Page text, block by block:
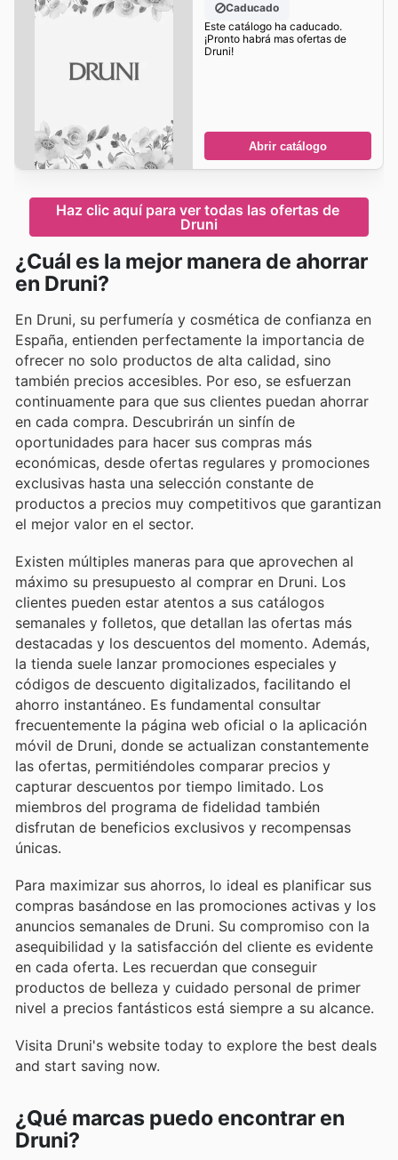
Caducado
Este catálogo ha caducado.
¡Pronto habrá mas ofertas de
Druni!
Abrir catálogo
Haz clic aquí para ver todas las ofertas de
Druni
¿Cuál es la mejor manera de ahorrar
en Druni?
En Druni, su perfumería y cosmética de confianza en
España, entienden perfectamente la importancia de
ofrecer no solo productos de alta calidad, sino
también precios accesibles. Por eso, se esfuerzan
continuamente para que sus clientes puedan ahorrar
en cada compra. Descubrirán un sinfín de
oportunidades para hacer sus compras más
económicas, desde ofertas regulares y promociones
exclusivas hasta una selección constante de
productos a precios muy competitivos que garantizan
el mejor valor en el sector.
Existen múltiples maneras para que aprovechen al
máximo su presupuesto al comprar en Druni. Los
clientes pueden estar atentos a sus catálogos
semanales y folletos, que detallan las ofertas más
destacadas y los descuentos del momento. Además,
la tienda suele lanzar promociones especiales y
códigos de descuento digitalizados, facilitando el
ahorro instantáneo. Es fundamental consultar
frecuentemente la página web oficial o la aplicación
móvil de Druni, donde se actualizan constantemente
las ofertas, permitiéndoles comparar precios y
capturar descuentos por tiempo limitado. Los
miembros del programa de fidelidad también
disfrutan de beneficios exclusivos y recompensas
únicas.
Para maximizar sus ahorros, lo ideal es planificar sus
compras basándose en las promociones activas y los
anuncios semanales de Druni. Su compromiso con la
asequibilidad y la satisfacción del cliente es evidente
en cada oferta. Les recuerdan que conseguir
productos de belleza y cuidado personal de primer
nivel a precios fantásticos está siempre a su alcance.
Visita Druni's website today to explore the best deals
and start saving now.
¿Qué marcas puedo encontrar en
Druni?